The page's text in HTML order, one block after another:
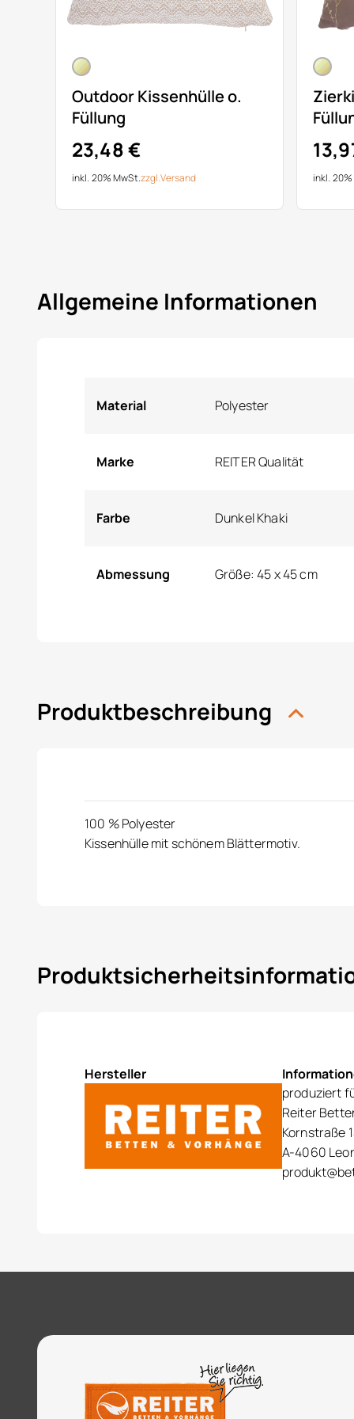
Outdoor Kissenhülle o.
Füllung
23,48 €
inkl. 20% MwSt.zzgl.Versand inkl.
Allgemeine Informationen
Material Polyester
Marke REITER Qualität
Farbe Dunkel Khaki
Abmessung Größe: 45 x 45 cm
Produktbeschreibung
100 % Polyester
Kissenhülle mit schönem Blättermotiv.
Hersteller
produziert
Reiter
Kornstraße
A-4060